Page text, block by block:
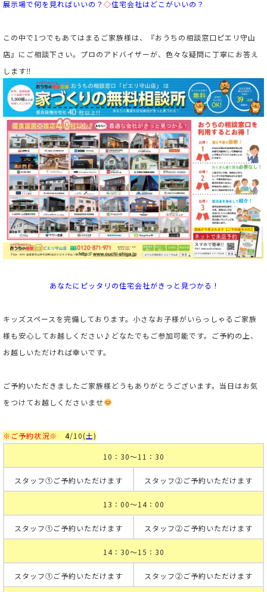
展示場で何を見ればいいの ？ ◇住宅会社はどこがいいの？
この中で1つでもあてはまるご家族様は、『おうちの相談窓口ピエリ守山
店』にご相談下さい。プロのアドバイザーが、色々な疑問に丁寧にお答え
します‼
あなたにピッタリの住宅会社がきっと見つかる！
キッズスペースを完備しております。小さなお子様がいらっしゃるご家族
様も安心してお越しください♪ どなたでもご参加可能です。ご予約の上、
お越しいただければ幸いです。
ご予約いただきましたご家族様どうもありがとうございます。当日はお気
をつけてお越しくださいませ
※ご予約状況※ 4/10(土)
10：30～11：30
スタッフ①ご予約いただけます スタッフ②ご予約いただけます
13：00～14：00
スタッフ①ご予約いただけます スタッフ②ご予約いただけます
14：30～15：30
スタッフ①ご予約いただけます スタッフ②ご予約いただけます